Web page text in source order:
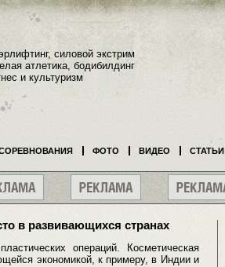
в развивающихся странах
операций. Косметическая
экономикой, к примеру, в Индии и
силовой экстрим
атлетика, бодибилдинг
и культуризм
ФОТО ВИДЕО СТАТЬИ